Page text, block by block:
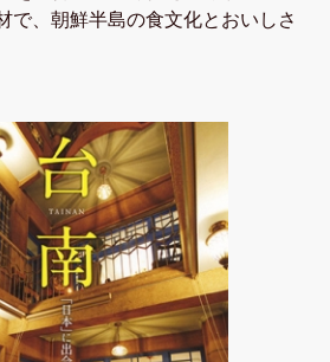
で、朝鮮半島の食文化とおいしさ